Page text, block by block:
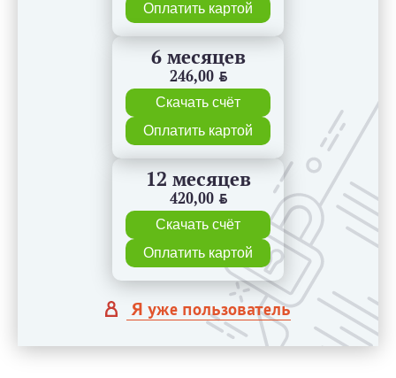
Оплатить картой
6 месяцев
246,00 BYN
Скачать счёт
Оплатить картой
12 месяцев
420,00 BYN
Скачать счёт
Оплатить картой
Я уже пользователь